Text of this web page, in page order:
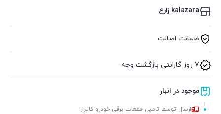
kalazara زارع
ضمانت اصالت
7 روز گارانتی بازگشت وجه
موجود در انبار
ارسال توسط تامین قطعات برقی خودرو کالازارا